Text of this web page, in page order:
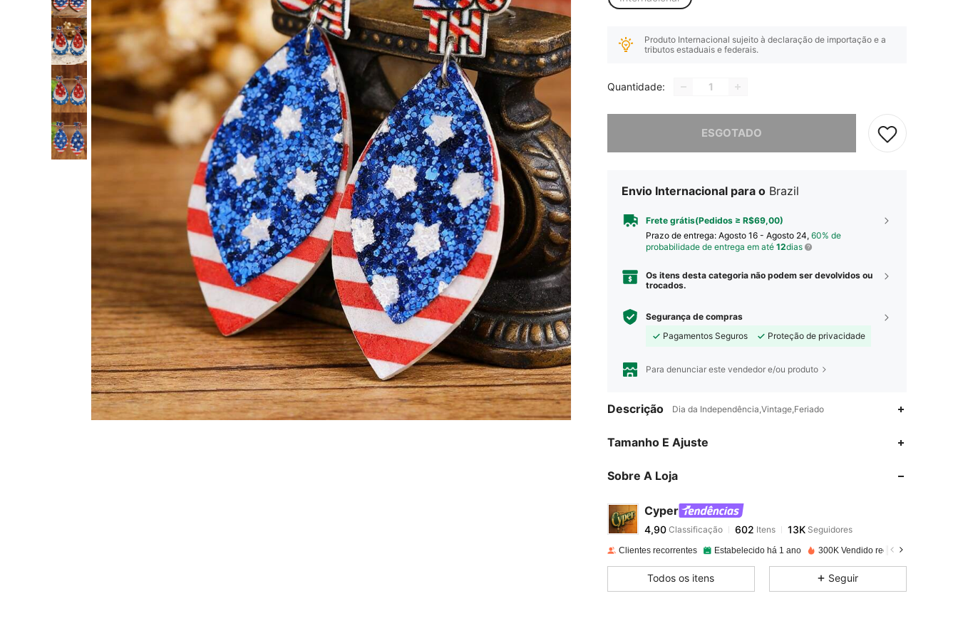
Produto Internacional sujeito à declaração de importação e a
tributos estaduais e federais.
Quantidade:
ESGOTADO
Envio Internacional para o Brazil
Frete grátis(Pedidos ≥ R$69,00)
Prazo de entrega: Agosto 16 - Agosto 24, 60% de
probabilidade de entrega em até 12dias
Os itens desta categoria não podem ser devolvidos ou
trocados.
Segurança de compras
Pagamentos Seguros
Proteção de privacidade
Para denunciar este vendedor e/ou produto
Descrição Dia da Independência,Vintage,Feriado
Tamanho E Ajuste
Sobre A Loja
Cyper
4,90
4,90 Classificação 602
a***opago 1 dia atrás
Clientes recorrentes Estabelecido há 1 ano 300K Vendido recentemente
Todos os itens Seguir